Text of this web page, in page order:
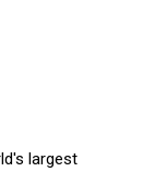
largest